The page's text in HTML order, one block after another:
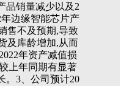
品销量减少以及2
年边缘智能芯片产
售不及预期,导致
及库龄增加,从而
年资产减值损
上年同期有显著
。3、公司预计20